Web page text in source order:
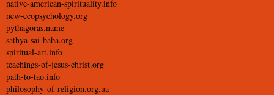
native-american-spirituality.info
new-ecopsychology.org
pythagoras.name
sathya-sai-baba.org
spiritual-art.info
teachings-of-jesus-christ.org
path-to-tao.info
philosophy-of-religion.org.ua